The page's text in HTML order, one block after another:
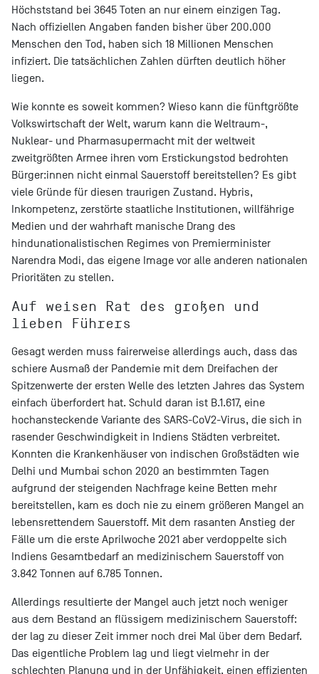
Höchststand bei 3645 Toten an nur einem einzigen Tag.
Nach offiziellen Angaben fanden bisher über 200.000
Menschen den Tod, haben sich 18 Millionen Menschen
infiziert. Die tatsächlichen Zahlen dürften deutlich höher
liegen.
Wie konnte es soweit kommen? Wieso kann die fünftgrößte
Volkswirtschaft der Welt, warum kann die Weltraum-,
Nuklear- und Pharmasupermacht mit der weltweit
zweitgrößten Armee ihren vom Erstickungstod bedrohten
Bürger:innen nicht einmal Sauerstoff bereitstellen? Es gibt
viele Gründe für diesen traurigen Zustand. Hybris,
Inkompetenz, zerstörte staatliche Institutionen, willfährige
Medien und der wahrhaft manische Drang des
hindunationalistischen Regimes von Premierminister
Narendra Modi, das eigene Image vor alle anderen nationalen
Prioritäten zu stellen.
Auf weisen Rat des großen und
lieben Führers
Gesagt werden muss fairerweise allerdings auch, dass das
schiere Ausmaß der Pandemie mit dem Dreifachen der
Spitzenwerte der ersten Welle des letzten Jahres das System
einfach überfordert hat. Schuld daran ist B.1.617, eine
hochansteckende Variante des SARS-CoV2-Virus, die sich in
rasender Geschwindigkeit in Indiens Städten verbreitet.
Konnten die Krankenhäuser von indischen Großstädten wie
Delhi und Mumbai schon 2020 an bestimmten Tagen
aufgrund der steigenden Nachfrage keine Betten mehr
bereitstellen, kam es doch nie zu einem größeren Mangel an
lebensrettendem Sauerstoff. Mit dem rasanten Anstieg der
Fälle um die erste Aprilwoche 2021 aber verdoppelte sich
Indiens Gesamtbedarf an medizinischem Sauerstoff von
3.842 Tonnen auf 6.785 Tonnen.
Allerdings resultierte der Mangel auch jetzt noch weniger
aus dem Bestand an flüssigem medizinischem Sauerstoff:
der lag zu dieser Zeit immer noch drei Mal über dem Bedarf.
Das eigentliche Problem lag und liegt vielmehr in der
schlechten Planung und in der Unfähigkeit, einen effizienten